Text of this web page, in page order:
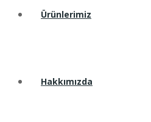
Ürünlerimiz
Hakkımızda